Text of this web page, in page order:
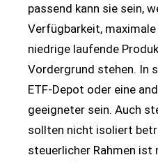
passend kann sie sein,
Verfügbarkeit,
niedrige laufende
Vordergrund stehen. In
ETF-Depot oder eine
geeigneter sein. Auch
sollten nicht isoliert
steuerlicher Rahmen ist